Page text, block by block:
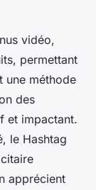
vidéo,
permettant
une méthode
des
et impactant.
le Hashtag
apprécient